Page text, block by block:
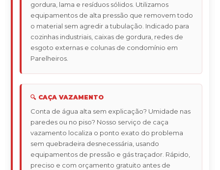
gordura, lama e resíduos sólidos. Utilizamos
equipamentos de alta pressão que removem todo
o material sem agredir a tubulação. Indicado para
cozinhas industriais, caixas de gordura, redes de
esgoto externas e colunas de condomínio em
Parelheiros.
🔍 CAÇA VAZAMENTO
Conta de água alta sem explicação? Umidade nas
paredes ou no piso? Nosso serviço de caça
vazamento localiza o ponto exato do problema
sem quebradeira desnecessária, usando
equipamentos de pressão e gás traçador. Rápido,
preciso e com orçamento gratuito antes de